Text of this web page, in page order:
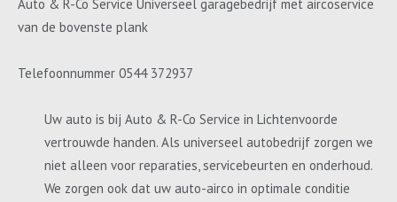
Auto & R-Co Service Universeel garagebedrijf met aircoservice
van de bovenste plank
Telefoonnummer 0544 372937
Uw auto is bij Auto & R-Co Service in Lichtenvoorde
vertrouwde handen. Als universeel autobedrijf zorgen we
niet alleen voor reparaties, servicebeurten en onderhoud.
We zorgen ook dat uw auto-airco in optimale conditie